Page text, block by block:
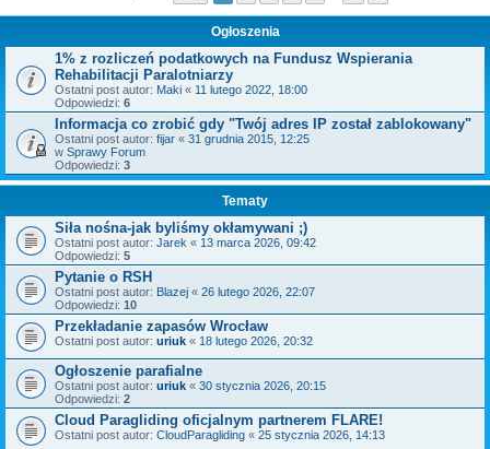
Ogłoszenia
1% z rozliczeń podatkowych na Fundusz Wspierania
Rehabilitacji Paralotniarzy
Ostatni post autor: Maki « 11 lutego 2022, 18:00
Odpowiedzi: 6
Informacja co zrobić gdy "Twój adres IP został zablokowany"
Ostatni post autor: fijar « 31 grudnia 2015, 12:25
w Sprawy Forum
Odpowiedzi: 3
Tematy
Siła nośna-jak byliśmy okłamywani ;)
Ostatni post autor: Jarek « 13 marca 2026, 09:42
Odpowiedzi: 5
Pytanie o RSH
Ostatni post autor: Blazej « 26 lutego 2026, 22:07
Odpowiedzi: 10
Przekładanie zapasów Wrocław
Ostatni post autor: uriuk « 18 lutego 2026, 20:32
Ogłoszenie parafialne
Ostatni post autor: uriuk « 30 stycznia 2026, 20:15
Odpowiedzi: 2
Cloud Paragliding oficjalnym partnerem FLARE!
Ostatni post autor: CloudParagliding « 25 stycznia 2026, 14:13